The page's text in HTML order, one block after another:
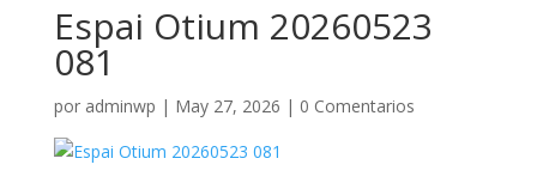
Espai Otium 20260523
081
por adminwp | May 27, 2026 | 0 Comentarios